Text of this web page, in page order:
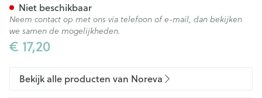
€ 17,20
Niet beschikbaar
Neem contact op met ons via telefoon of e-mail, dan bekijken
we samen de mogelijkheden.
Bekijk alle producten van Noreva